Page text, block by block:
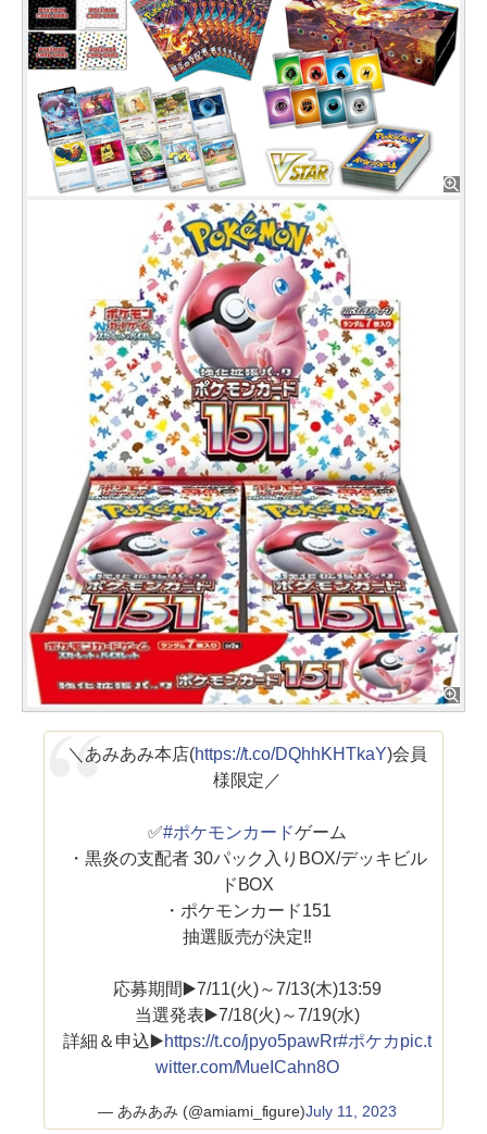
＼あみあみ本店(https://t.co/DQhhKHTkaY)会員
様限定／
✅#ポケモンカードゲーム
・黒炎の支配者 30パック入りBOX/デッキビル
ドBOX
・ポケモンカード151
抽選販売が決定‼
応募期間▶️7/11(火)～7/13(木)13:59
当選発表▶️7/18(火)～7/19(水)
詳細＆申込▶️https://t.co/jpyo5pawRr#ポケカpic.t
witter.com/MueICahn8O
— あみあみ (@amiami_figure)July 11, 2023